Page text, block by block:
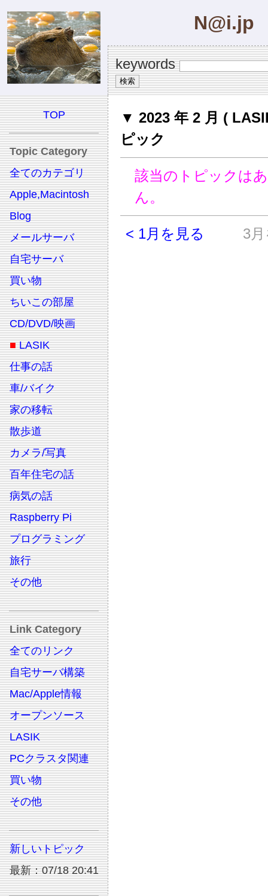
N@i.jp
keywords
TOP
Topic Category
全てのカテゴリ
Apple,Macintosh
Blog
メールサーバ
自宅サーバ
買い物
ちいこの部屋
CD/DVD/映画
■ LASIK
仕事の話
車/バイク
家の移転
散歩道
カメラ/写真
百年住宅の話
病気の話
Raspberry Pi
プログラミング
旅行
その他
Link Category
全てのリンク
自宅サーバ構築
Mac/Apple情報
オープンソース
LASIK
PCクラスタ関連
買い物
その他
新しいトピック
最新：07/18 20:41
▼ 2023 年 2 月 (
ピック
該当のトピックは
ん。
< 1月を見る 3